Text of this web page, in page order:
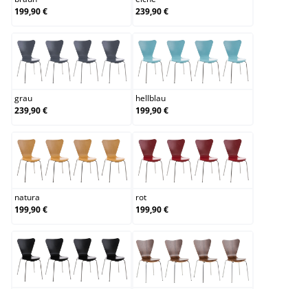
199,90 €
239,90 €
grau
grau
239,90 €
hellblau
hellblau
199,90 €
natura
natura
199,90 €
rot
rot
199,90 €
schwarz walnuss